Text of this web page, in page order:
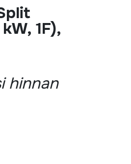
1F),
hinnan